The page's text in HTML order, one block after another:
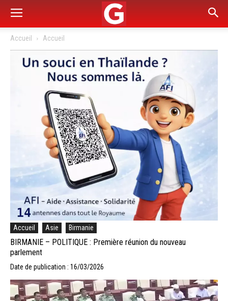
Accueil Accueil
Accueil Asie Birmanie
BIRMANIE – POLITIQUE : Première réunion du nouveau
parlement
Date de publication : 16/03/2026